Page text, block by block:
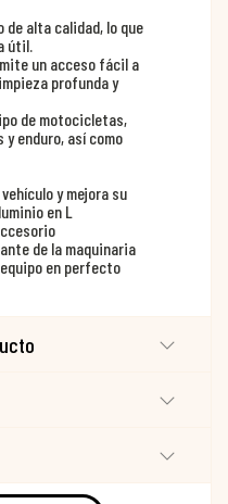
de alta calidad, lo que
útil.
un acceso fácil a
profunda y
de motocicletas,
enduro, así como
y mejora su
en L
de la maquinaria
en perfecto